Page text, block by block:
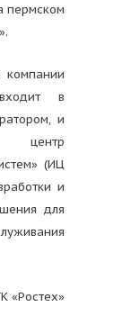
пермском
компании
в
и
центр
(ИЦ
и
для
«Ростех»